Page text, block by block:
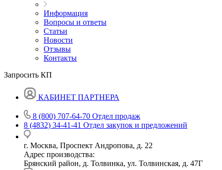
Информация
Вопросы и ответы
Статьи
Новости
Отзывы
Контакты
Запросить КП
КАБИНЕТ ПАРТНЕРА
8 (800) 707-64-70 Отдел продаж
8 (4832) 34-41-41 Отдел закупок и предложений
г. Москва, Проспект Андропова, д. 22
Адрес производства:
Брянский район, д. Толвинка, ул. Толвинская, д. 47Г